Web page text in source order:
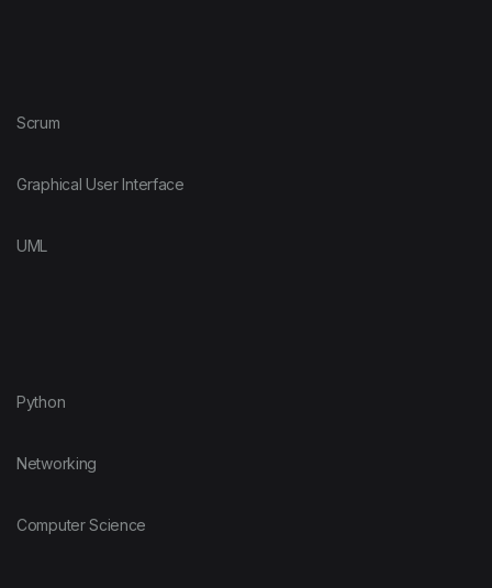
Scrum
Graphical User Interface
UML
Python
Networking
Computer Science